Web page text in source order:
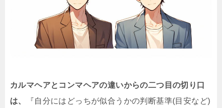
カルマヘアとコンマヘアの違いからの二つ目の切り口
は、
『自分にはどっちが似合うかの判断基準(目安など)